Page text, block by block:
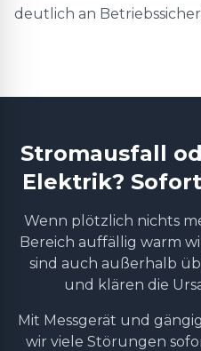
deutlich an
Stromausfall
Elektrik?
Wenn plötzlich nichts
Bereich auffällig warm
sind auch außerhalb
und klären die
Mit Messgerät und
wir viele Störungen